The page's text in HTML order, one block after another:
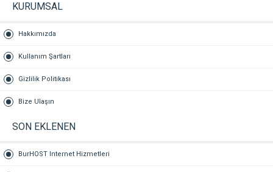
KURUMSAL
Hakkımızda
Kullanım Şartları
Gizlilik Politikası
Bize Ulaşın
SON EKLENEN
BurHOST Internet Hizmetleri